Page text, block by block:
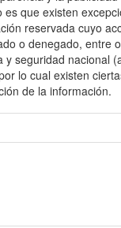
es que existen
reservada cuyo
o denegado, entre
y seguridad nacional
lo cual existen
de la información.